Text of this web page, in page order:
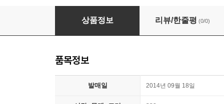
Neil Sedaka - The Ultimate Neil Sedaka
상품정보 리뷰/한줄평 (0/0)
품목정보
발매일 2014년 09월 18일